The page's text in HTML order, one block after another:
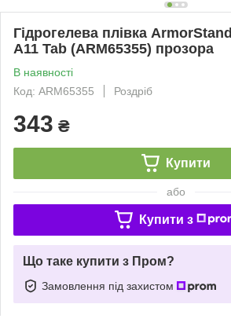
Гідрогелева плівка
A11 Tab (ARM65355) прозора
В наявності
Код: ARM65355
Роздріб
343 ₴
Купити
або
Купити з
Що таке купити з Пром?
Замовлення під захистом